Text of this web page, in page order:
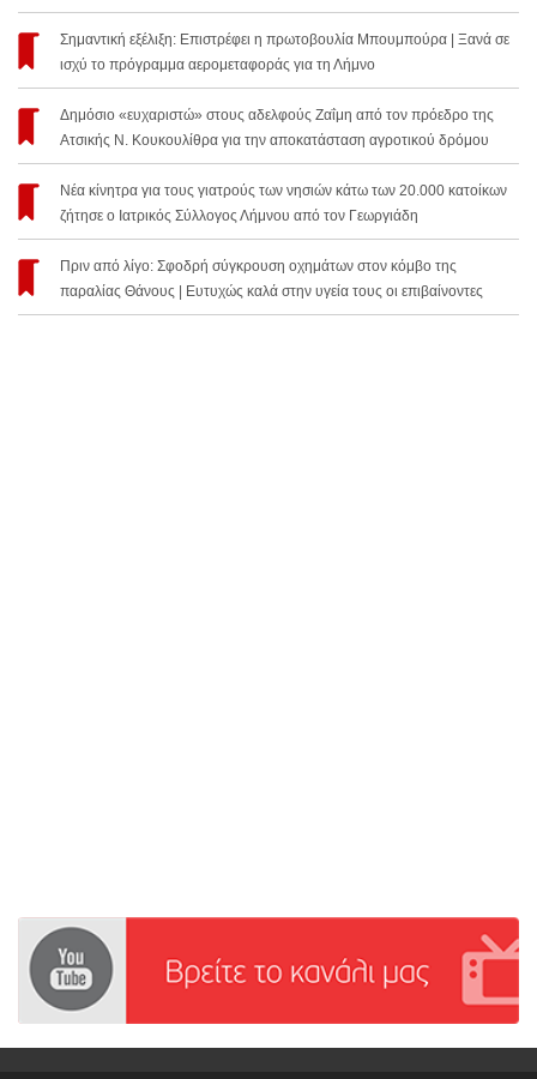
Σημαντική εξέλιξη: Επιστρέφει η πρωτοβουλία Μπουμπούρα | Ξανά σε
ισχύ το πρόγραμμα αερομεταφοράς για τη Λήμνο
Δημόσιο «ευχαριστώ» στους αδελφούς Ζαΐμη από τον πρόεδρο της
Ατσικής Ν. Κουκουλίθρα για την αποκατάσταση αγροτικού δρόμου
Νέα κίνητρα για τους γιατρούς των νησιών κάτω των 20.000 κατοίκων
ζήτησε ο Ιατρικός Σύλλογος Λήμνου από τον Γεωργιάδη
Πριν από λίγο: Σφοδρή σύγκρουση οχημάτων στον κόμβο της
παραλίας Θάνους | Ευτυχώς καλά στην υγεία τους οι επιβαίνοντες